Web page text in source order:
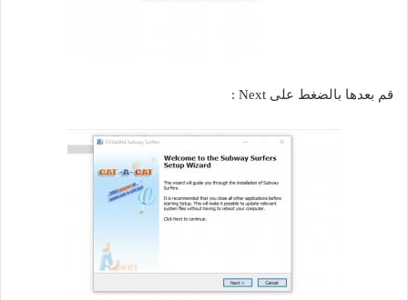
قم بعدها بالضغط على Next :